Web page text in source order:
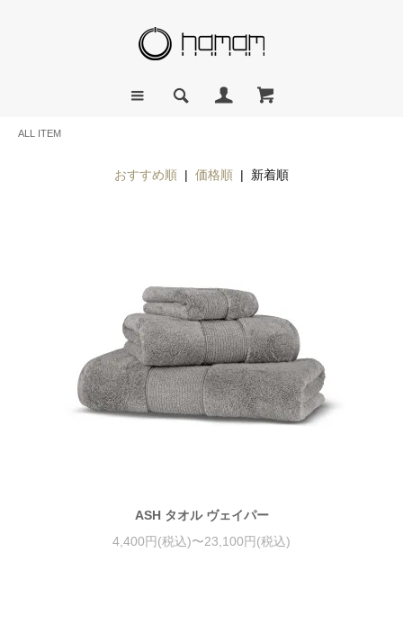
ALL ITEM
おすすめ順 | 価格順 | 新着順
ASH タオル ヴェイパー
4,400円(税込)〜23,100円(税込)